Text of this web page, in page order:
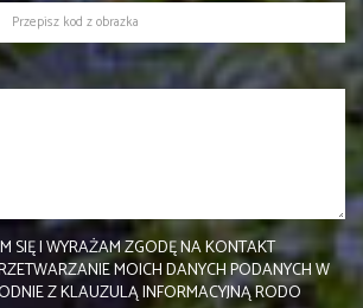
SIĘ I WYRAŻAM ZGODĘ NA KONTAKT
MOICH DANYCH PODANYCH W
Z KLAUZULĄ INFORMACYJNĄ RODO